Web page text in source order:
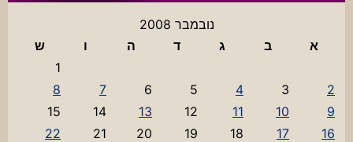
נובמבר 2008
א
ב ג ד ה ו
ש
1
2
3
4
5
6
7
8
9
10
11
12
13
14
15
16
17
18
19
20
21
22